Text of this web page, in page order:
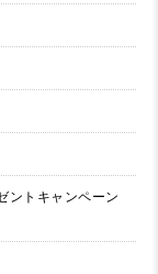
ントキャンペーン